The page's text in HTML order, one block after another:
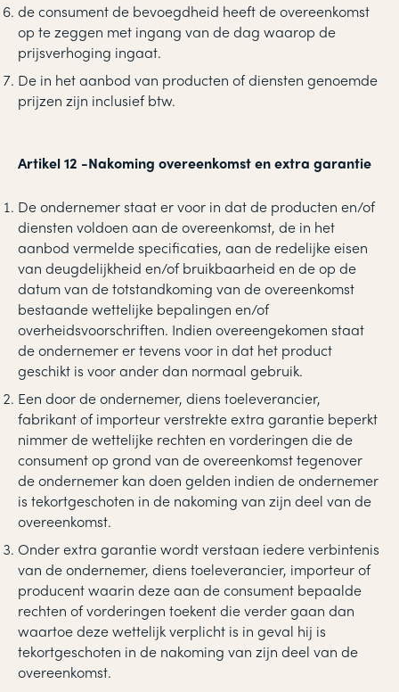
de consument de bevoegdheid heeft de overeenkomst
op te zeggen met ingang van de dag waarop de
prijsverhoging ingaat.
De in het aanbod van producten of diensten genoemde
prijzen zijn inclusief btw.
Artikel 12 -Nakoming overeenkomst en extra garantie
De ondernemer staat er voor in dat de producten en/of
diensten voldoen aan de overeenkomst, de in het
aanbod vermelde specificaties, aan de redelijke eisen
van deugdelijkheid en/of bruikbaarheid en de op de
datum van de totstandkoming van de overeenkomst
bestaande wettelijke bepalingen en/of
overheidsvoorschriften. Indien overeengekomen staat
de ondernemer er tevens voor in dat het product
geschikt is voor ander dan normaal gebruik.
Een door de ondernemer, diens toeleverancier,
fabrikant of importeur verstrekte extra garantie beperkt
nimmer de wettelijke rechten en vorderingen die de
consument op grond van de overeenkomst tegenover
de ondernemer kan doen gelden indien de ondernemer
is tekortgeschoten in de nakoming van zijn deel van de
overeenkomst.
Onder extra garantie wordt verstaan iedere verbintenis
van de ondernemer, diens toeleverancier, importeur of
producent waarin deze aan de consument bepaalde
rechten of vorderingen toekent die verder gaan dan
waartoe deze wettelijk verplicht is in geval hij is
tekortgeschoten in de nakoming van zijn deel van de
overeenkomst.